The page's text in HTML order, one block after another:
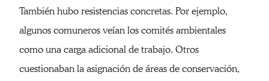
También hubo resistencias concretas. Por ejemplo,
algunos comuneros veían los comités ambientales
como una carga adicional de trabajo. Otros
cuestionaban la asignación de áreas de conservación,